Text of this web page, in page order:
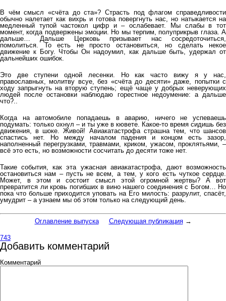
В чём смысл «счёта до ста»? Страсть под флагом справедливости
обычно налетает как вихрь и готова повергнуть нас, но натыкается на
медленный тупой частокол цифр и – ослабевает. Мы слабы в тот
момент, когда подвержены эмоции. Но мы терпим, полуприкрыв глаза. А
дальше… Дальше Церковь призывает нас сосредоточиться,
помолиться. То есть не просто остановиться, но сделать некое
движение к Богу. Чтобы Он надоумил, как дальше быть, удержал от
дальнейших ошибок.
Это две ступени одной лесенки. Но как часто вижу я у нас,
православных, молитву всуе, без «счёта до десяти» даже, попытки с
ходу запрыгнуть на вторую ступень; ещё чаще у добрых неверующих
людей после остановки наблюдаю горестное недоумение: а дальше
что?..
Когда на автомобиле попадаешь в аварию, ничего не успеваешь
подумать: только охнул – и ты уже в кювете. Какое-то время сидишь без
движения, в шоке. Живой! Авиакатастрофа страшна тем, что шансов
спастись нет. Но между началом падения и концом есть зазор,
наполненный перегрузками, травмами, криком, ужасом, проклятьями, –
всё это есть, но возможности сосчитать до десяти тоже нет.
Такие события, как эта ужасная авиакатастрофа, дают возможность
остановиться нам – пусть не всем, а тем, у кого есть чуткое сердце.
Может, в этом и состоит смысл этой огромной жертвы? А вот
превратится ли кровь погибших в вино нашего соединения с Богом… Но
пока что больше приходится уповать на Его милость: разрулит, спасёт,
умудрит – а узнаем мы об этом только на следующий день.
Оглавление выпуска Следующая публикация→
743
Добавить комментарий
Комментарий